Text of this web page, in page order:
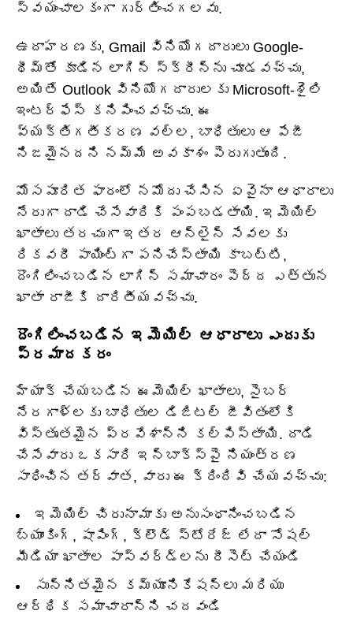
స్వయంచాలకంగా గుర్తించగలవు.
ఉదాహరణకు, Gmail వినియోగదారులు Google-
థీమ్‌తో కూడిన లాగిన్ స్క్రీన్‌ను చూడవచ్చు,
అయితే Outlook వినియోగదారులకు Microsoft-శైలి
ఇంటర్‌ఫేస్ కనిపించవచ్చు. ఈ
వ్యక్తిగతీకరణ వల్ల, బాధితులు ఆ పేజీ
నిజమైనదని నమ్మే అవకాశం పెరుగుతుంది.
మోసపూరిత ఫారంలో నమోదు చేసిన ఏవైనా ఆధారాలు
నేరుగా దాడి చేసేవారికి పంపబడతాయి. ఇమెయిల్
ఖాతాలు తరచుగా ఇతర ఆన్‌లైన్ సేవలకు
రికవరీ పాయింట్‌గా పనిచేస్తాయి కాబట్టి,
దొంగిలించబడిన లాగిన్ సమాచారం పెద్ద ఎత్తున
ఖాతా రాజీకి దారితీయవచ్చు.
దొంగిలించబడిన ఇమెయిల్ ఆధారాలు ఎందుకు
ప్రమాదకరం
హ్యాక్ చేయబడిన ఈమెయిల్ ఖాతాలు, సైబర్
నేరగాళ్లకు బాధితుల డిజిటల్ జీవితంలోకి
విస్తృతమైన ప్రవేశాన్ని కల్పిస్తాయి. దాడి
చేసేవారు ఒకసారి ఇన్‌బాక్స్‌పై నియంత్రణ
సాధించిన తర్వాత, వారు ఈ క్రిందివి చేయవచ్చు:
ఇమెయిల్ చిరునామాకు అనుసంధానించబడిన
బ్యాంకింగ్, షాపింగ్, క్లౌడ్ స్టోరేజ్ లేదా సోషల్
మీడియా ఖాతాల పాస్‌వర్డ్‌లను రీసెట్ చేయండి
సున్నితమైన కమ్యూనికేషన్‌లు మరియు
ఆర్థిక సమాచారాన్ని చదవండి